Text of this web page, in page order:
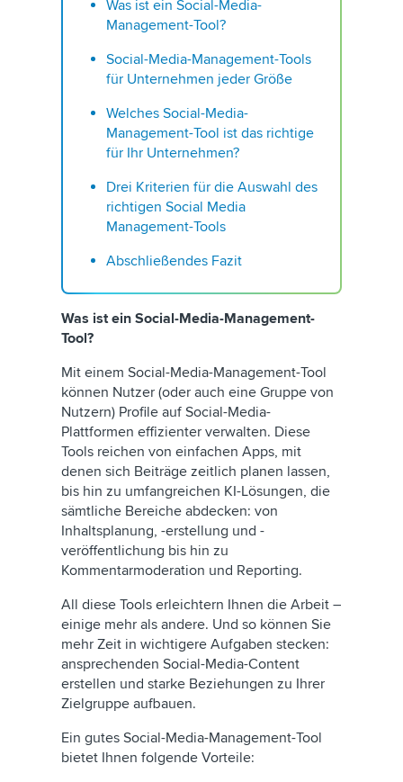
Was ist ein Social-Media-
Management-Tool?
Social-Media-Management-Tools
für Unternehmen jeder Größe
Welches Social-Media-
Management-Tool ist das richtige
für Ihr Unternehmen?
Drei Kriterien für die Auswahl des
richtigen Social Media
Management-Tools
Abschließendes Fazit
Was ist ein Social-Media-Management-
Tool?
Mit einem Social-Media-Management-Tool
können Nutzer (oder auch eine Gruppe von
Nutzern) Profile auf Social-Media-
Plattformen effizienter verwalten. Diese
Tools reichen von einfachen Apps, mit
denen sich Beiträge zeitlich planen lassen,
bis hin zu umfangreichen KI-Lösungen, die
sämtliche Bereiche abdecken: von
Inhaltsplanung, -erstellung und -
veröffentlichung bis hin zu
Kommentarmoderation und Reporting.
All diese Tools erleichtern Ihnen die Arbeit –
einige mehr als andere. Und so können Sie
mehr Zeit in wichtigere Aufgaben stecken:
ansprechenden Social-Media-Content
erstellen und starke Beziehungen zu Ihrer
Zielgruppe aufbauen.
Ein gutes Social-Media-Management-Tool
bietet Ihnen folgende Vorteile: